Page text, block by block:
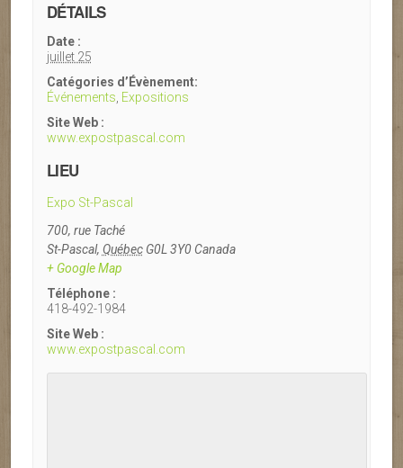
DÉTAILS
Date :
juillet 25
Catégories d’Évènement:
Événements Expositions
Site Web :
www.expostpascal.com
LIEU
Expo St-Pascal
700, rue Taché
St-Pascal, Québec G0L 3Y0 Canada
+ Google Map
Téléphone :
418-492-1984
Site Web :
www.expostpascal.com